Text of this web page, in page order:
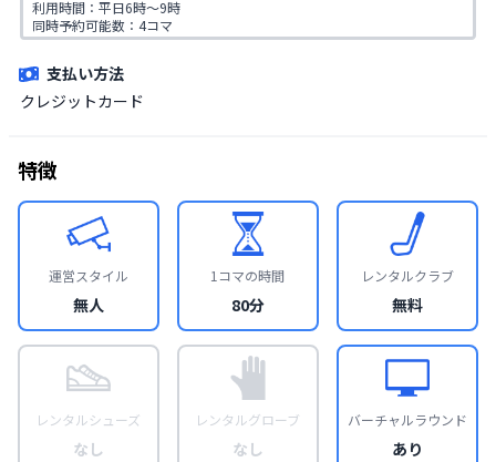
利用時間：平日6時〜9時
同時予約可能数：4コマ
1日の利用回数：2コマ
支払い方法
クレジットカード
特徴
運営スタイル
無人
1コマの時間
80分
レンタルクラブ
無料
レンタルシューズ
なし
レンタルグローブ
なし
バーチャルラウンド
あり